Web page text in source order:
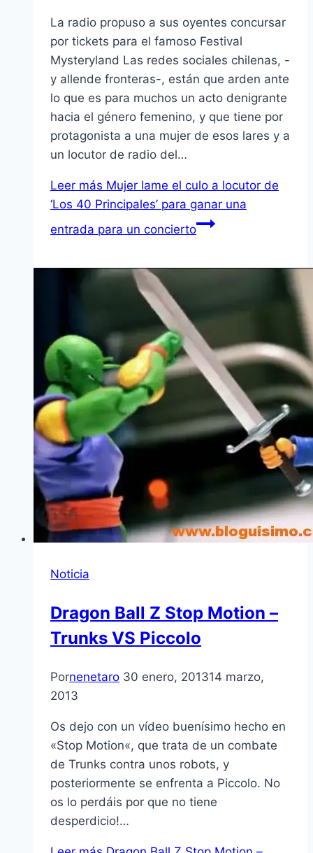
La radio propuso a sus oyentes concursar
por tickets para el famoso Festival
Mysteryland Las redes sociales chilenas, -
y allende fronteras-, están que arden ante
lo que es para muchos un acto denigrante
hacia el género femenino, y que tiene por
protagonista a una mujer de esos lares y a
un locutor de radio del…
Leer más Mujer lame el culo a locutor de
‘Los 40 Principales’ para ganar una
entrada para un concierto
Noticia
Dragon Ball Z Stop Motion –
Trunks VS Piccolo
Pornenetaro 30 enero, 201314 marzo,
2013
Os dejo con un ví­deo buení­simo hecho en
«Stop Motion«, que trata de un combate
de Trunks contra unos robots, y
posteriormente se enfrenta a Piccolo. No
os lo perdáis por que no tiene
desperdicio!…